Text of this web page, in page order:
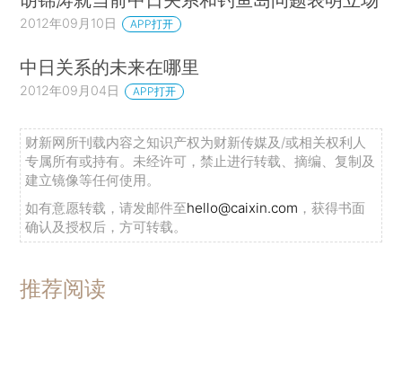
2012年09月10日 APP打开
中日关系的未来在哪里
2012年09月04日 APP打开
财新网所刊载内容之知识产权为财新传媒及/或相关权利人
专属所有或持有。未经许可，禁止进行转载、摘编、复制及
建立镜像等任何使用。
如有意愿转载，请发邮件至hello@caixin.com ，获得书面
确认及授权后，方可转载。
推荐阅读